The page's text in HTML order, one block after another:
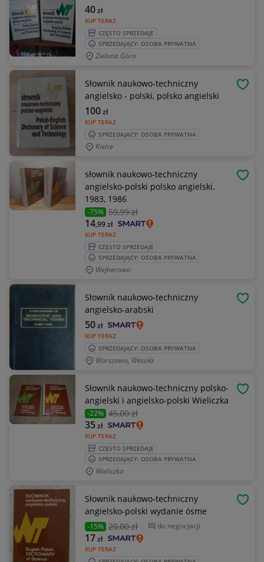
KUP TERAZ
40zł
CZĘSTO SPRZEDAJE
SPRZEDAJĄCY: OSOBA PRYWATNA
Zielona Góra
Słownik naukowo-techniczny
angielsko - polski, polsko angielski
KUP TERAZ
100zł
SPRZEDAJĄCY: OSOBA PRYWATNA
Kielce
słownik naukowo-techniczny
angielsko-polski polsko angielski.
1983, 1986
-75% 59,99 zł
KUP TERAZ
14,99zł
CZĘSTO SPRZEDAJE
SPRZEDAJĄCY: OSOBA PRYWATNA
Wejherowo
Słownik naukowo-techniczny
angielsko-arabski
KUP TERAZ
50zł
SPRZEDAJĄCY: OSOBA PRYWATNA
Warszawa, Wesoła
Słownik naukowo-techniczny polsko-
angielski i angielsko-polski Wieliczka
-22% 45,00 zł
KUP TERAZ
35zł
CZĘSTO SPRZEDAJE
SPRZEDAJĄCY: OSOBA PRYWATNA
Wieliczka
Słownik naukowo-techniczny
angielsko-polski wydanie ósme
-15% 20,00 zł do negocjacji
KUP TERAZ
17zł